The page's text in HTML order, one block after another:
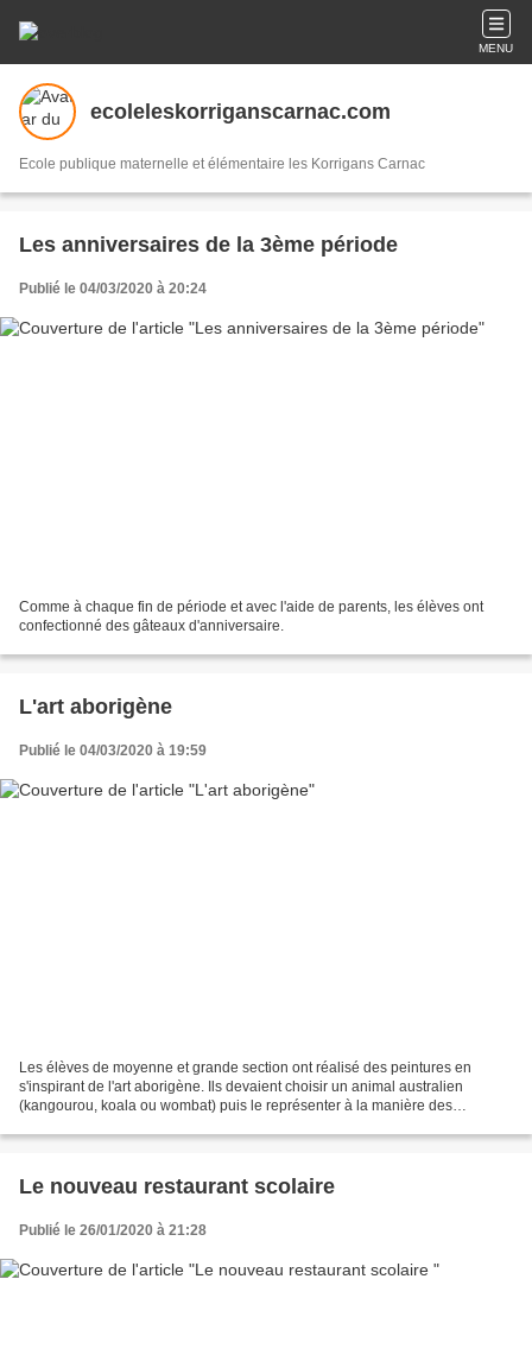
MENU
ecoleleskorriganscarnac.com
Ecole publique maternelle et élémentaire les Korrigans Carnac
Les anniversaires de la 3ème période
Publié le 04/03/2020 à 20:24
Comme à chaque fin de période et avec l'aide de parents, les élèves ont
confectionné des gâteaux d'anniversaire.
L'art aborigène
Publié le 04/03/2020 à 19:59
Les élèves de moyenne et grande section ont réalisé des peintures en
s'inspirant de l'art aborigène. Ils devaient choisir un animal australien
(kangourou, koala ou wombat) puis le représenter à la manière des
Le nouveau restaurant scolaire
Publié le 26/01/2020 à 21:28